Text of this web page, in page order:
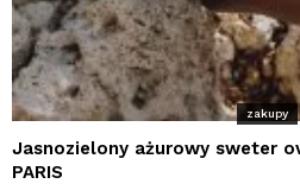
zakupy
Jasnozielony ażurowy sweter
PARIS